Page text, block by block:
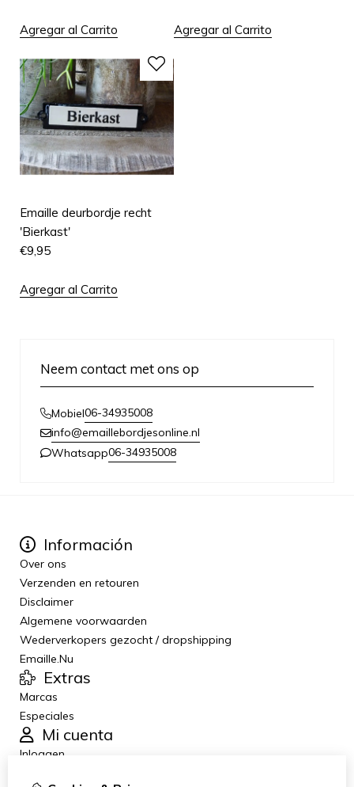
Agregar al Carrito Agregar al Carrito
Emaille deurbordje recht
'Bierkast'
€9,95
Agregar al Carrito
Neem contact met ons op
Mobiel06-34935008
info@emaillebordjesonline.nl
Whatsapp06-34935008
Información
Over ons
Verzenden en retouren
Disclaimer
Algemene voorwaarden
Wederverkopers gezocht / dropshipping
Emaille.Nu
Extras
Marcas
Especiales
Mi cuenta
Inloggen